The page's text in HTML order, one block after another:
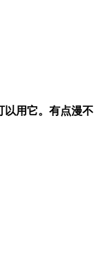
以用它。有点漫不